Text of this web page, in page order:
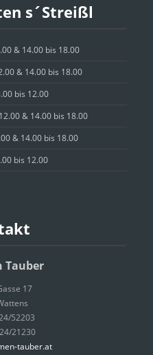
s´Streißl
& 14.00 bis 18.00
& 14.00 bis 18.00
bis 12.00
& 14.00 bis 18.00
& 14.00 bis 18.00
bis 12.00
Tauber
17
52203
21230
tauber.at